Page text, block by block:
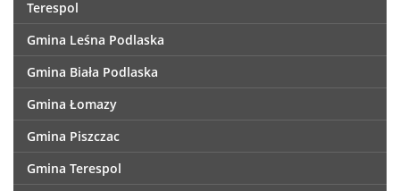
Terespol
Gmina Leśna Podlaska
Gmina Biała Podlaska
Gmina Łomazy
Gmina Piszczac
Gmina Terespol